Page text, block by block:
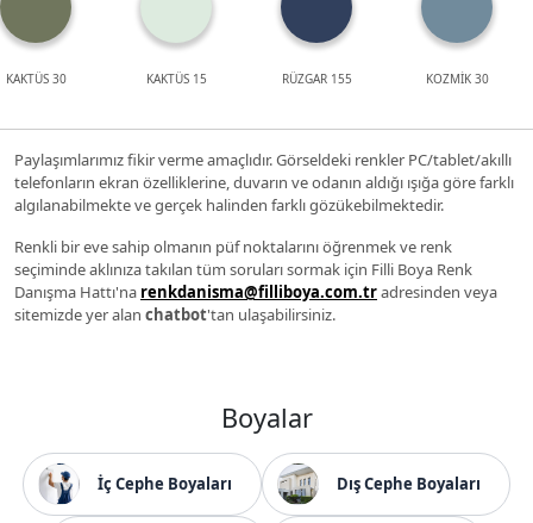
KAKTÜS 30 KAKTÜS 15 RÜZGAR 155 KOZMİK 30
Paylaşımlarımız fikir verme amaçlıdır. Görseldeki renkler PC/tablet/akıllı
telefonların ekran özelliklerine, duvarın ve odanın aldığı ışığa göre farklı
algılanabilmekte ve gerçek halinden farklı gözükebilmektedir.
Renkli bir eve sahip olmanın püf noktalarını öğrenmek ve renk
seçiminde aklınıza takılan tüm soruları sormak için Filli Boya Renk
Danışma Hattı'na renkdanisma@filliboya.com.tradresinden veya
sitemizde yer alan chatbot'tan ulaşabilirsiniz.
Boyalar
İç Cephe Boyaları Dış Cephe Boyaları